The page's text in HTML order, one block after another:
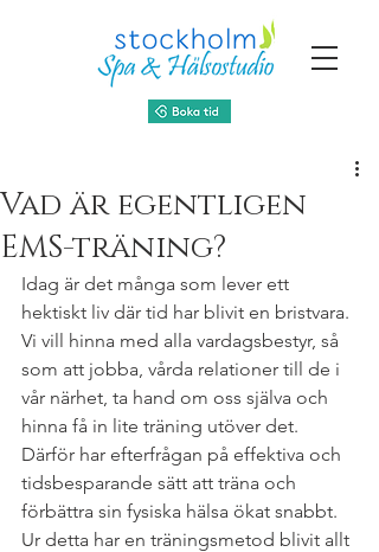
Vad är egentligen
EMS-träning?
Idag är det många som lever ett
hektiskt liv där tid har blivit en bristvara.
Vi vill hinna med alla vardagsbestyr, så
som att jobba, vårda relationer till de i
vår närhet, ta hand om oss själva och
hinna få in lite träning utöver det.
Därför har efterfrågan på effektiva och
tidsbesparande sätt att träna och
förbättra sin fysiska hälsa ökat snabbt.
Ur detta har en träningsmetod blivit allt